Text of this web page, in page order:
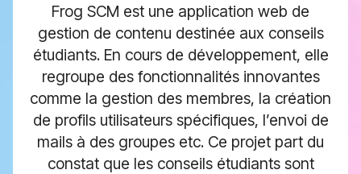
Frog SCM est une application web de
gestion de contenu destinée aux conseils
étudiants. En cours de développement, elle
regroupe des fonctionnalités innovantes
comme la gestion des membres, la création
de profils utilisateurs spécifiques, l’envoi de
mails à des groupes etc. Ce projet part du
constat que les conseils étudiants sont